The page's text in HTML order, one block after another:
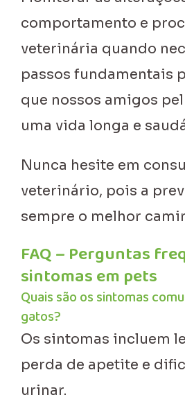
comportamento e
veterinária quando
passos fundamentais
que nossos amigos
uma vida longa e
Nunca hesite em
veterinário, pois a
sempre o melhor
FAQ – Perguntas
sintomas em pets
Quais são os sintomas
gatos?
Os sintomas incluem
perda de apetite e
urinar.